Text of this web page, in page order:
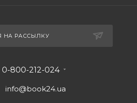
НА РАССЫЛКУ
0-800-212-024
info@book24.ua